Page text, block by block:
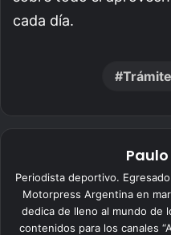
cada día.
Paulo
Periodista deportivo.
Motorpress Argentina en
dedica de lleno al mundo de
contenidos para los canales